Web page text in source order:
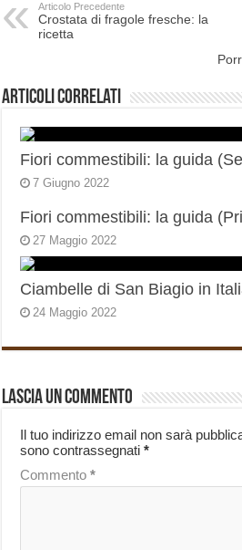
Articolo Precedente
Crostata di fragole fresche: la
ricetta
Articoli correlati
Fiori commestibili: la guida
7 Giugno 2022
Fiori commestibili: la guida
27 Maggio 2022
Ciambelle di San Biagio in
24 Maggio 2022
Lascia un commento
Il tuo indirizzo email non sarà
sono contrassegnati*
Commento*